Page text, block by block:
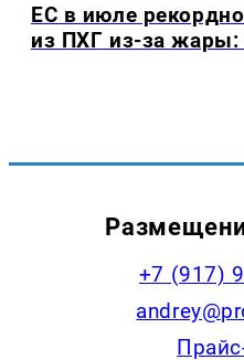
ЕС в июле
из ПХГ из-за
+7 (917)